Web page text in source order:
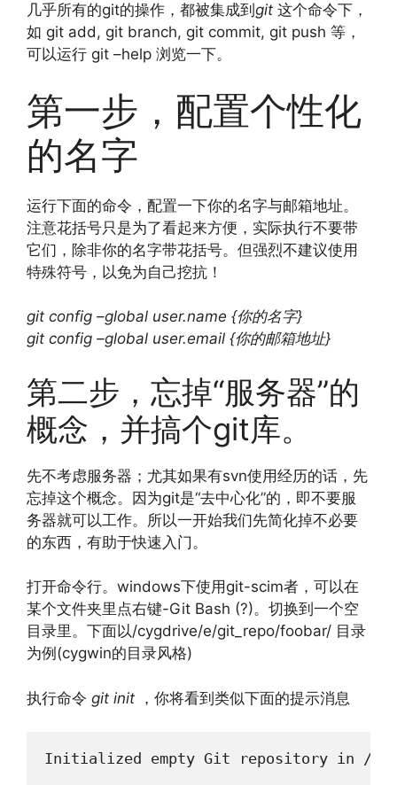
几乎所有的git的操作，都被集成到 git 这个命令下，
如 git add, git branch, git commit, git push 等，
可以运行 git –help 浏览一下。
第一步，配置个性化
的名字
运行下面的命令，配置一下你的名字与邮箱地址。
注意花括号只是为了看起来方便，实际执行不要带
它们，除非你的名字带花括号。但强烈不建议使用
特殊符号，以免为自己挖抗！
git config –global user.name {你的名字}
git config –global user.email {你的邮箱地址}
第二步，忘掉“服务器”的
概念，并搞个git库。
先不考虑服务器；尤其如果有svn使用经历的话，先
忘掉这个概念。因为git是“去中心化”的，即不要服
务器就可以工作。所以一开始我们先简化掉不必要
的东西，有助于快速入门。
打开命令行。windows下使用git-scim者，可以在
某个文件夹里点右键-Git Bash (?)。切换到一个空
目录里。下面以/cygdrive/e/git_repo/foobar/ 目录
为例(cygwin的目录风格)
执行命令 git init ，你将看到类似下面的提示消息
Initialized empty Git repository in /